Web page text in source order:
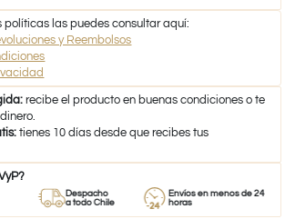
políticas las puedes consultar aquí:
y Reembolsos
recibe el producto en buenas condiciones o te
tienes 10 días desde que recibes tus
Despacho
a todo Chile
Envíos en menos de 24
horas